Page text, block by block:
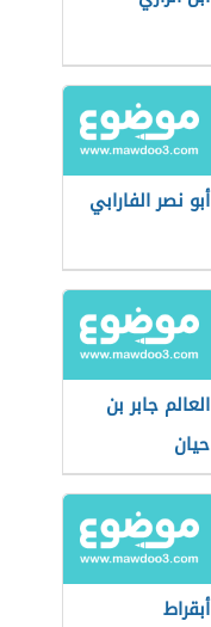
أبو نصر الفارابي
العالم جابر بن
حيان
أبقراط